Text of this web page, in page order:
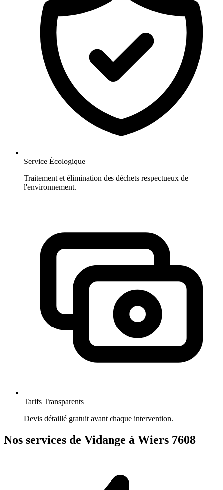
Service Écologique
Traitement et élimination des déchets respectueux de
l'environnement.
Tarifs Transparents
Devis détaillé gratuit avant chaque intervention.
Nos services de Vidange à Wiers 7608